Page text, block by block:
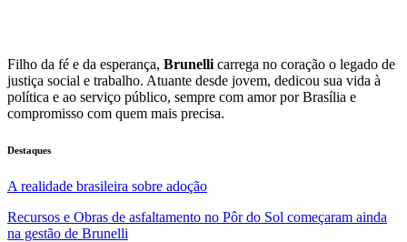
Filho da fé e da esperança, Brunelli carrega no coração o legado de
justiça social e trabalho. Atuante desde jovem, dedicou sua vida à
política e ao serviço público, sempre com amor por Brasília e
compromisso com quem mais precisa.
Destaques
A realidade brasileira sobre adoção
Recursos e Obras de asfaltamento no Pôr do Sol começaram ainda
na gestão de Brunelli